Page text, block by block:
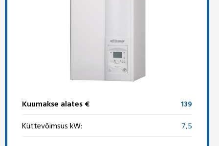
Kuumakse alates €
139
Küttevõimsus kW:
7,5